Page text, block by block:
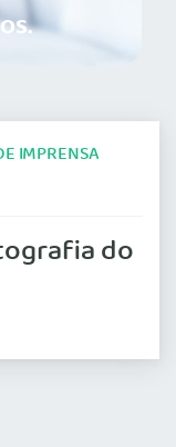
IMPRENSA
do